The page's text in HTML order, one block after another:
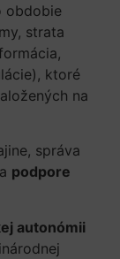
obdobie
strata
ktoré
na
správa
podpore
autonómii